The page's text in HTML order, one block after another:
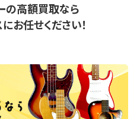
の高額買取なら
お任せください！